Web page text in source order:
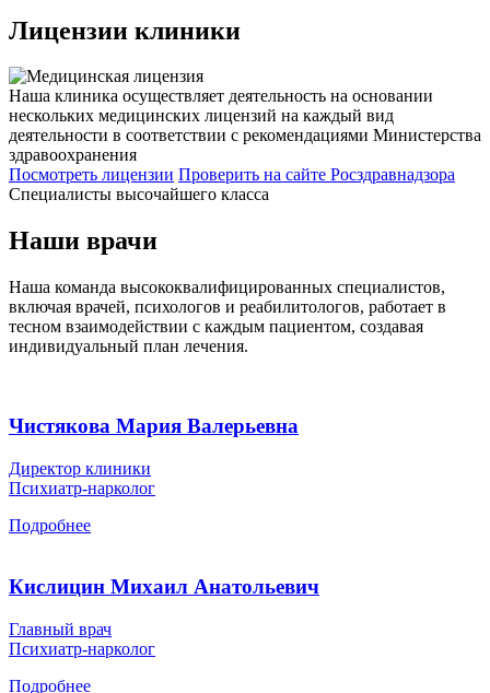
Лицензии клиники
Наша клиника осуществляет деятельность на основании
нескольких медицинских лицензий на каждый вид
деятельности в соответствии с рекомендациями Министерства
здравоохранения
Посмотреть лицензии Проверить на сайте Росздравнадзора
Специалисты высочайшего класса
Наши врачи
Наша команда высококвалифицированных специалистов,
включая врачей, психологов и реабилитологов, работает в
тесном взаимодействии с каждым пациентом, создавая
индивидуальный план лечения.
Чистякова Мария Валерьевна
Директор клиники
Психиатр-нарколог
Подробнее
Кислицин Михаил Анатольевич
Главный врач
Психиатр-нарколог
Подробнее